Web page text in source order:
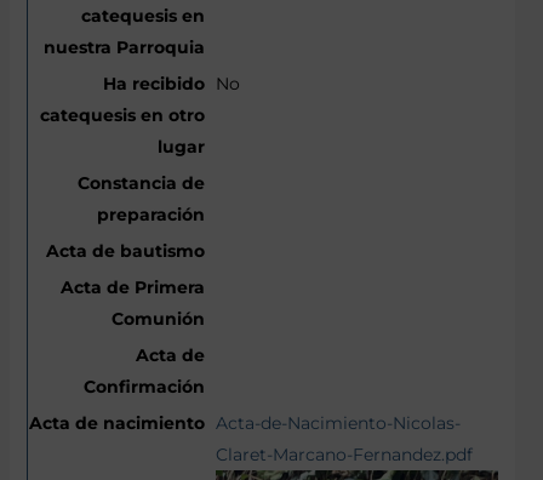
No
Acta-de-Nacimiento-Nicolas-
Claret-Marcano-Fernandez.pdf